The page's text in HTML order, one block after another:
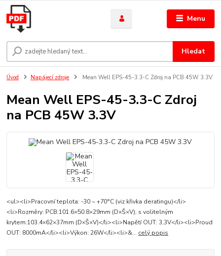
Menu
Hledat
Úvod Napájecí zdroje Mean Well EPS-45-3.3-C Zdroj na PCB 45W 3.3V
Mean Well EPS-45-3.3-C Zdroj
na PCB 45W 3.3V
<ul><li>Pracovní teplota: -30 ~ +70°C (viz křivka deratingu)</li>
<li>Rozměry: PCB:101.6×50.8×29mm (D×Š×V); s volitelným
krytem:103.4×62×37mm (D×Š×V)</li><li>Napětí OUT: 3,3V</li><li>Proud
OUT: 8000mA</li><li>Výkon: 26W</li><li>&... celý popis